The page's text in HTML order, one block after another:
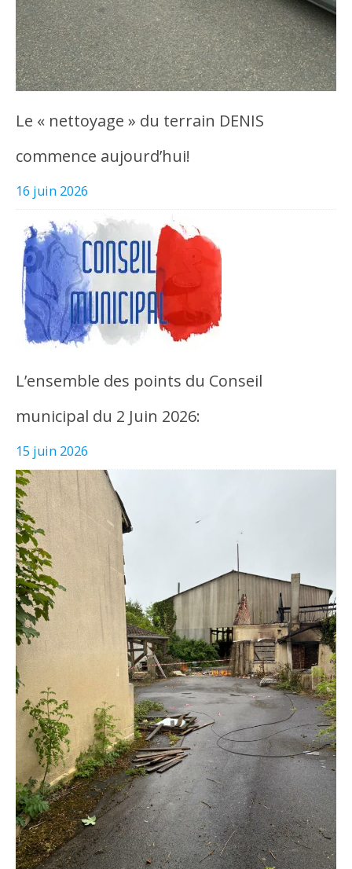
Le « nettoyage » du terrain DENIS
commence aujourd’hui!
16 juin 2026
L’ensemble des points du Conseil
municipal du 2 Juin 2026:
15 juin 2026